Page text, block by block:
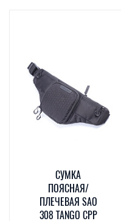
CУМКА
ПОЯСНАЯ/
ПЛЕЧЕВАЯ SAO
308 TANGO CPP